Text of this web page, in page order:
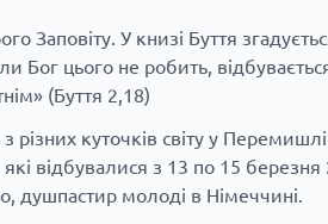
У книзі Буття
Бог цього не робить,
(Буття 2,18)
різних куточків світу у
відбувалися з 13 по 15 березня
душпастир молоді в Німеччині.